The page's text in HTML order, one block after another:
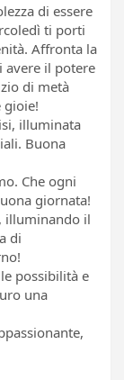
di essere
ti porti
Affronta la
avere il potere
di metà
gioie!
illuminata
Buona
Che ogni
giornata!
illuminando il
di
possibilità e
una